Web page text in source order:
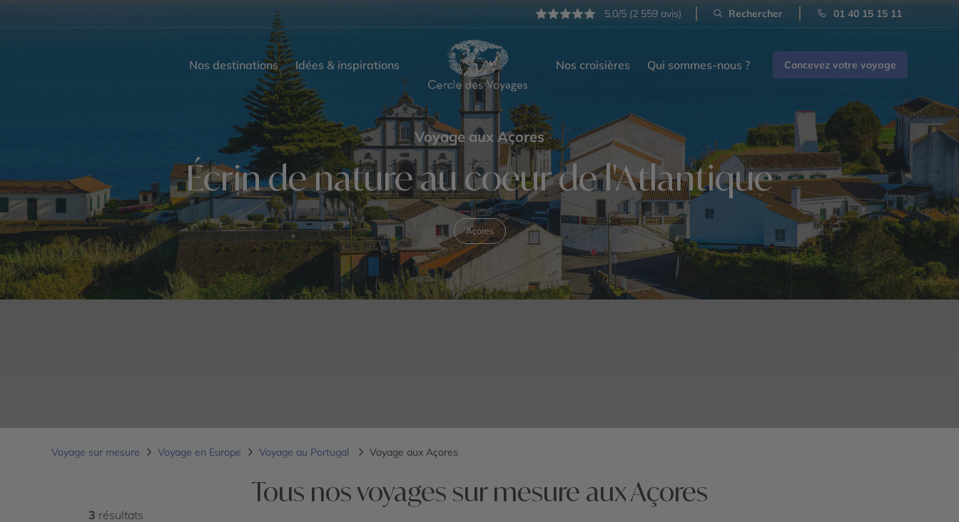
5,0/5 (2 559 avis) Rechercher 01 40 15 15 11
Nos destinations Idées & inspirations Nos croisières Qui sommes-nous ? Concevez votre voyage
Voyage aux Açores
Écrin de nature au coeur de l'Atlantique
Açores
Voyage sur mesure Voyage en Europe Voyage au Portugal Voyage aux Açores
Tous nos voyages sur mesure aux Açores
3 résultats